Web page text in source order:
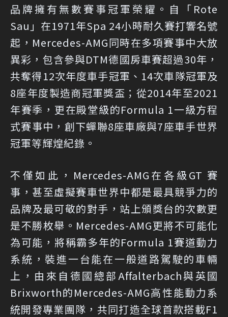
品牌擁有無數賽事冠軍榮耀。自「Rote
Sau」在1971年Spa 24小時耐久賽打響名號
起，Mercedes-AMG同時在多項賽事中大放
異彩，包含參與DTM德國房車賽超過30年，
共奪得12次年度車手冠軍、14次車隊冠軍及
8座年度製造商冠軍獎盃；從2014年至2021
年賽季，更在殿堂級的Formula 1一級方程
式賽事中，創下蟬聯8座車廠與7座車手世界
冠軍等輝煌紀錄。
不僅如此，Mercedes-AMG在各級GT 賽
事，甚至虛擬賽車世界中都是最具競爭力的
品牌及最可敬的對手，站上頒獎台的次數更
是不勝枚舉。Mercedes-AMG更將不可能化
為可能，將稱霸多年的Formula 1賽道動力
系統，裝進一台能在一般道路駕駛的車輛
上，由來自德國總部Affalterbach與英國
Brixworth的Mercedes-AMG高性能動力系
統開發專業團隊，共同打造全球首款搭載F1